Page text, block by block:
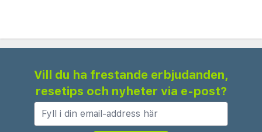
Närmaste flygplatser är:
Portimao (PRM) - 62,1 km
Rekommenderad flygplats för Hotel Pinhal do Sol
är Faro (FAO-Faro Intl.).
Vill du ha frestande erbjudanden,
resetips och nyheter via e-post?